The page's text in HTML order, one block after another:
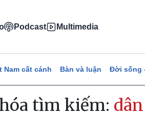
Podcast Multimedia
Nam cất cánh Bàn và luận Đời sống
tìm kiếm: